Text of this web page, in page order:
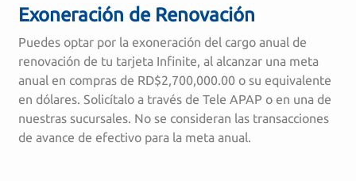
Exoneración de Renovación
Puedes optar por la exoneración del cargo anual de
renovación de tu tarjeta Infinite, al alcanzar una meta
anual en compras de RD$2,700,000.00 o su equivalente
en dólares. Solicítalo a través de Tele APAP o en una de
nuestras sucursales. No se consideran las transacciones
de avance de efectivo para la meta anual.